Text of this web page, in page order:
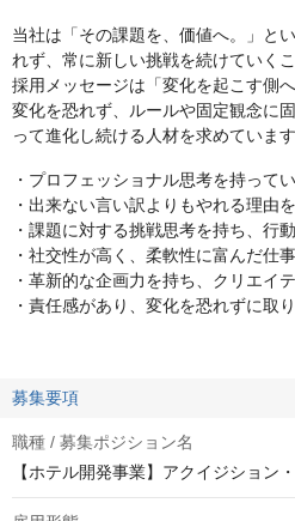
当社は「その課題を、価値へ。」と
れず、常に新しい挑戦を続けていく
採用メッセージは「変化を起こす側へ
変化を恐れず、ルールや固定観念に
って進化し続ける人材を求めています
・プロフェッショナル思考を持って
・出来ない言い訳よりもやれる理由
・課題に対する挑戦思考を持ち、行
・社交性が高く、柔軟性に富んだ仕
・革新的な企画力を持ち、クリエイ
・責任感があり、変化を恐れずに取
募集要項
職種 / 募集ポジション名
【ホテル開発事業】アクイジション